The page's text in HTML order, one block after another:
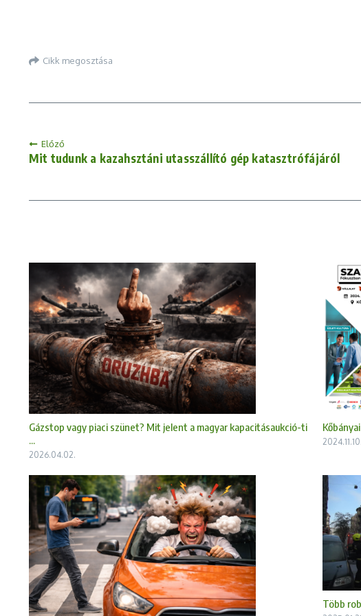
Cikk megosztása
Előző
Mit tudunk a kazahsztáni utasszállító gép katasztrófájáról
Gázstop vagy piaci szünet? Mit jelent a magyar kapacitásaukció-ti
...
2026.04.02.
2024.11.10.
Több